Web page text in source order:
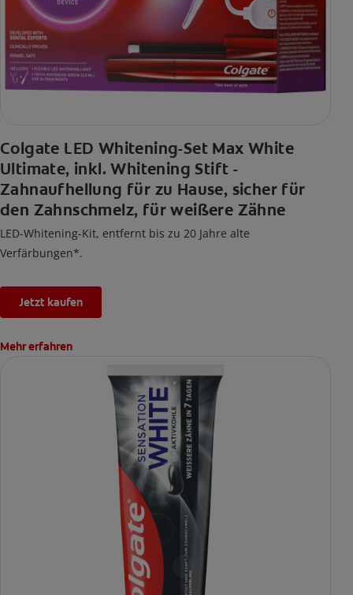
Colgate LED Whitening-Set Max White
Ultimate, inkl. Whitening Stift -
Zahnaufhellung für zu Hause, sicher für
den Zahnschmelz, für weißere Zähne
LED-Whitening-Kit, entfernt bis zu 20 Jahre alte
Verfärbungen*.
Jetzt kaufen
Mehr erfahren